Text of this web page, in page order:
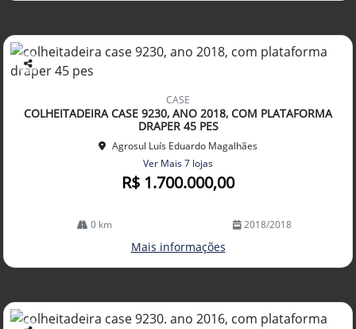
Co
arti
lhe
CASE
COLHEITADEIRA CASE 9230, ANO 2018, COM PLATAFORMA
DRAPER 45 PES
Agrosul Luís Eduardo Magalhães
Ver Mais 7 lojas
R$ 1.700.000,00
0 km 2018/2018
Mais informações